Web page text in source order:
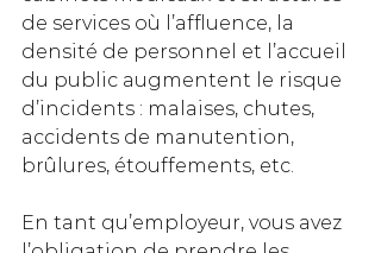
de services où l’affluence, la
densité de personnel et l’accueil
du public augmentent le risque
d’incidents : malaises, chutes,
accidents de manutention,
brûlures, étouffements, etc.
En tant qu’employeur, vous avez